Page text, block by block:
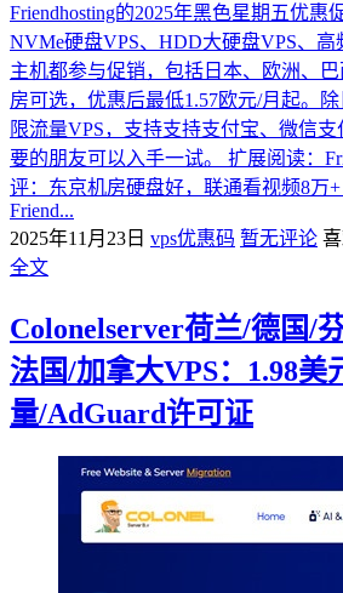
Friendhosting的2025年黑色星期五优惠
NVMe硬盘VPS、HDD大硬盘VPS、高
主机都参与促销，包括日本、欧洲、
房可选，优惠后最低1.57欧元/月起。
限流量VPS，支持支持支付宝、微信
要的朋友可以入手一试。 扩展阅读：
评：东京机房硬盘好，联通看视频8万
Friend...
2025年11月23日 vps优惠码 暂无评论
全文
Colonelserver荷兰/德国/
法国/加拿大VPS：1.98美
量/AdGuard许可证